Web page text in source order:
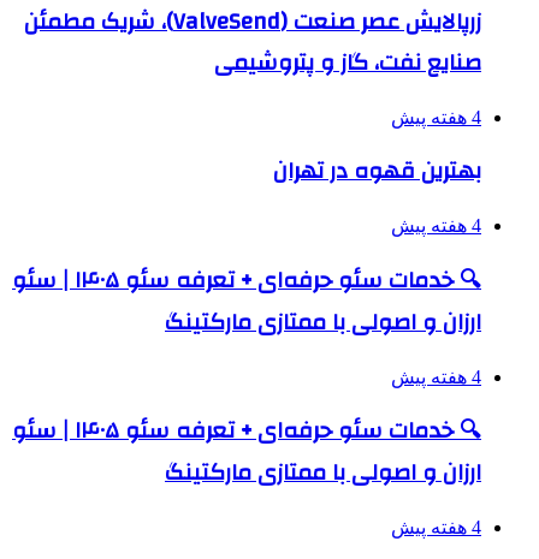
زرپالایش عصر صنعت (ValveSend)، شریک مطمئن
صنایع نفت، گاز و پتروشیمی
4 هفته پیش
بهترین قهوه در تهران
4 هفته پیش
🔍 خدمات سئو حرفه‌ای + تعرفه سئو ۱۴۰۵ | سئو
ارزان و اصولی با ممتازی مارکتینگ
4 هفته پیش
🔍 خدمات سئو حرفه‌ای + تعرفه سئو ۱۴۰۵ | سئو
ارزان و اصولی با ممتازی مارکتینگ
4 هفته پیش